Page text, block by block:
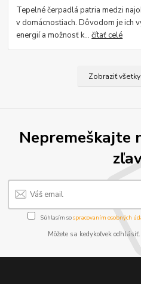
Tepelné čerpadlá patria medzi
v domácnostiach. Dôvodom je ich
energií a možnosť k...čítať celé
Zobraziť
Nepremeškajte
Súhlasím sospracovaním osobných
Môžete sa kedykoľvek